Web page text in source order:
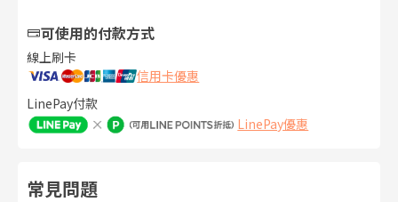
可使用的付款方式
線上刷卡
信用卡優惠
LinePay付款
LinePay優惠
常見問題